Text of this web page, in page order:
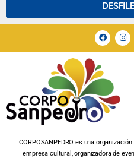
CORPOSANPEDRO es una
empresa cultural, organizadora de